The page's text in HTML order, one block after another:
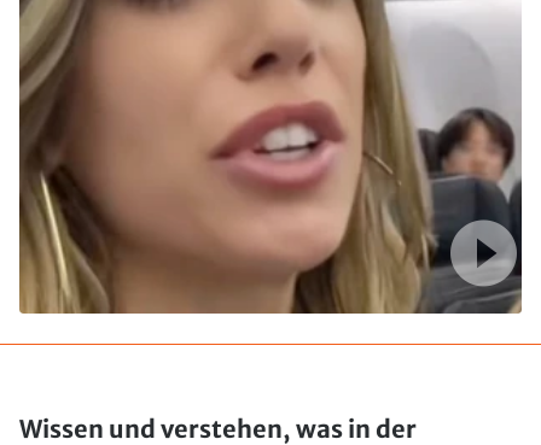
Wissen und verstehen, was in der